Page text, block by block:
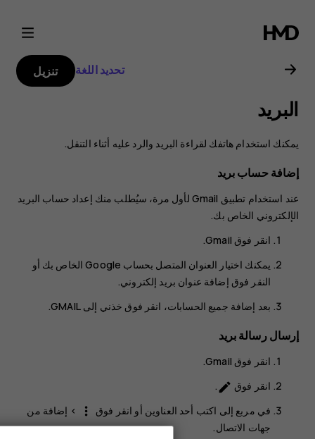
دليل
مستخدم
Nokia
G21
تحديد اللغة تنزيل
البريد
يمكنك استخدام هاتفك لقراءة البريد والرد عليه أثناء التنقل.
إضافة حساب بريد
عند استخدام تطبيق Gmail لأول مرة، سيُطلب منك إعداد حساب البريد
الإلكتروني الخاص بك.
انقر فوق Gmail
.
يمكنك اختيار العنوان المتصل بحساب Google الخاص بك أو
النقر فوق إضافة عنوان بريد إلكتروني.
بعد إضافة جميع الحسابات، انقر فوق خذني إلى GMAIL‎ .
إرسال رسالة بريد
انقر فوق Gmail
.
انقر فوق create
.
في مربع إلى اكتب أحد العناوين أو انقر فوق more_vert
> إضافة من
جهات الاتصال.